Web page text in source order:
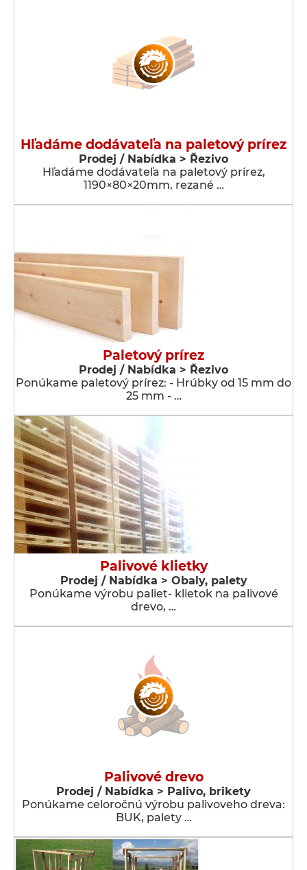
Hľadáme dodávateľa na paletový prírez
Prodej / Nabídka > Řezivo
Hľadáme dodávateľa na paletový prírez,
1190×80×20mm, rezané …
Paletový prírez
Prodej / Nabídka > Řezivo
Ponúkame paletový prírez: - Hrúbky od 15 mm do
25 mm - …
Palivové klietky
Prodej / Nabídka > Obaly, palety
Ponúkame výrobu paliet- klietok na palivové
drevo, …
Palivové drevo
Prodej / Nabídka > Palivo, brikety
Ponúkame celoročnú výrobu palivoveho dreva:
BUK, palety …